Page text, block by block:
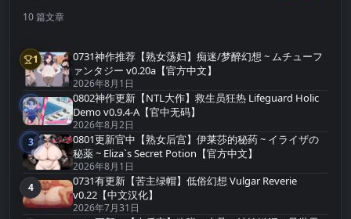
10 篇文章
第1名
1
0731神作推荐【熟女荡妇】痴迷/梦醉幻想 ~ ムチューフ
ァンタジー v0.20a【官方中文】
2026年8月1日
第2名
2
0802神作更新【NTL大作】救生员狂热 Lifeguard Holic
Demo v0.9.4-A【官中无码】
2026年8月2日
第3名
3
0801更新官中【熟女后宫】伊莱莎的秘药 ~ イライザの
秘薬 ~ Eliza`s Secret Potion【官方中文】
2026年8月1日
第4名
4
0731有更新【苦主绿帽】低俗幻想 Vulgar Reverie
v0.22【中文汉化】
2026年7月31日